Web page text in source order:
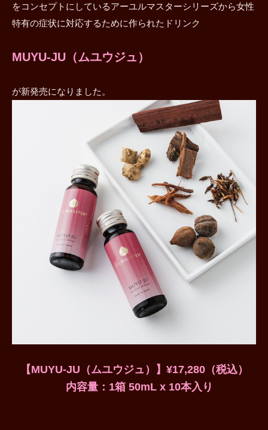
をコンセプトにしているアーユルマスターシリーズから女性
特有の症状に対応するために作られたドリンク
MUYU-JU（ムユウジュ）
が新発売になりました。
【MUYU-JU（ムユウジュ）】¥17,280（税込）
内容量：1箱 50mL x 10本入り